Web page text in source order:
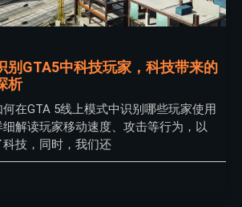
别GTA5中科技玩家，科技带来的
析
在GTA 5线上模式中识别哪些玩家使用
解读玩家移动速度、攻击等行为，以
技，同时，我们还